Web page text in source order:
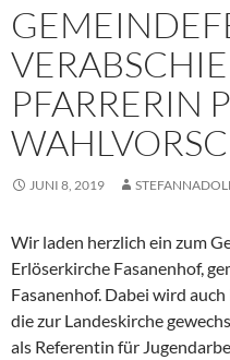
PFARRERIN
JUNI 8, 2019
Wir laden herzlich ein zum
Erlöserkirche Fasanenhof,
Fasanenhof. Dabei wird
die zur Landeskirche
als Referentin für